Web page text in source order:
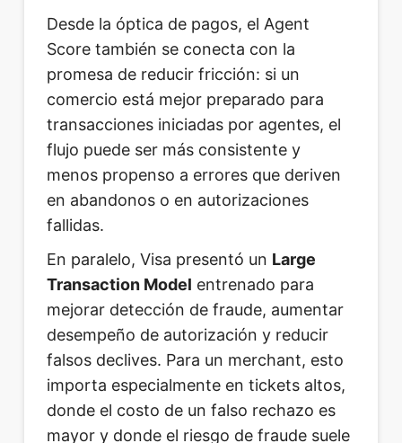
Desde la óptica de pagos, el Agent
Score también se conecta con la
promesa de reducir fricción: si un
comercio está mejor preparado para
transacciones iniciadas por agentes, el
flujo puede ser más consistente y
menos propenso a errores que deriven
en abandonos o en autorizaciones
fallidas.
En paralelo, Visa presentó un Large
Transaction Model entrenado para
mejorar detección de fraude, aumentar
desempeño de autorización y reducir
falsos declives. Para un merchant, esto
importa especialmente en tickets altos,
donde el costo de un falso rechazo es
mayor y donde el riesgo de fraude suele